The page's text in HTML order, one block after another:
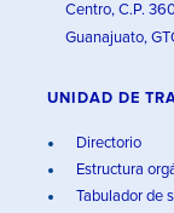
Centro, C.P.
Guanajuato,
UNIDAD DE
Directorio
Estructura
Tabulador de